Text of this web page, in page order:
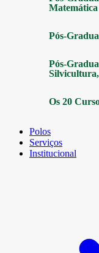
Pós-
Pós-
Os 20
Polos
Serviços
Institucional